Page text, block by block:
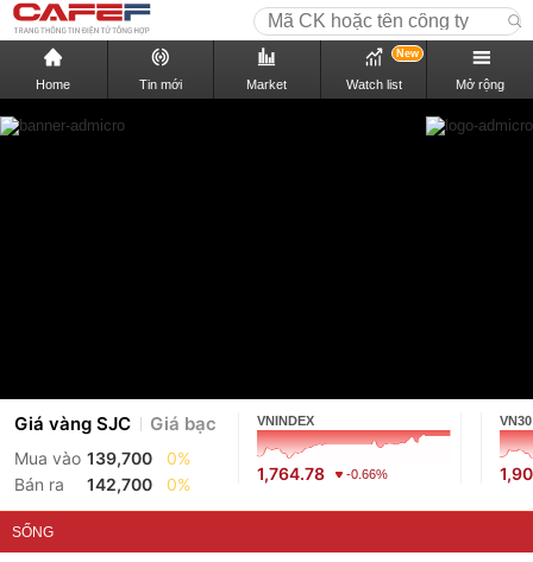
Home Tin mới Market Watch list
New
Mở rộng
Giá vàng SJC Giá bạc
Mua vào 139,700
0%
Bán ra
142,700 0%
VNINDEX
1,764.78 -0.66%
VN30
SỐNG